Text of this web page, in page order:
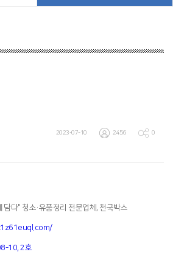
2023-07-10 2456 0
담다" 청소·유품정리 전문업체, 천국박스
10, 2호